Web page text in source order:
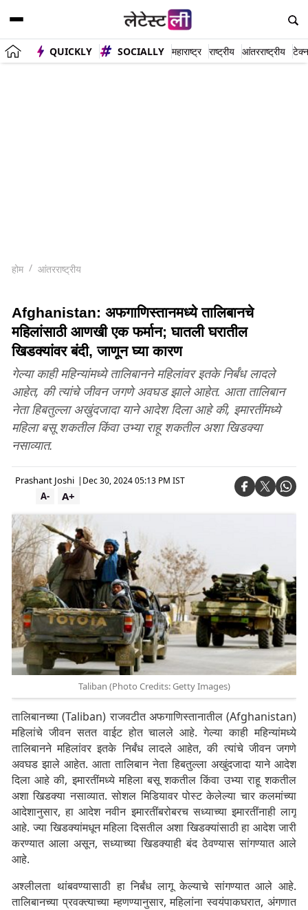
QUICKLY SOCIALLY महाराष्ट्र राष्ट्रीय आंतरराष्ट्रीय
होम आंतरराष्ट्रीय
Afghanistan: अफगाणिस्तानमध्ये तालिबानचे
महिलांसाठी आणखी एक फर्मान; घातली घरातील
खिडक्यांवर बंदी, जाणून घ्या कारण
गेल्या काही महिन्यांमध्ये तालिबानने महिलांवर इतके निर्बंध लादले
आहेत, की त्यांचे जीवन जगणे अवघड झाले आहेत. आता तालिबान
नेता हिबतुल्ला अखुंदजादा याने आदेश दिला आहे की, इमारतींमध्ये
महिला बसू शकतील किंवा उभ्या राहू शकतील अशा खिडक्या
नसाव्यात.
Prashant Joshi | Dec 30, 2024 05:13 PM IST
A+
A-
Taliban (Photo Credits: Getty Images)
तालिबानच्या (Taliban) राजवटीत अफगाणिस्तानातील (Afghanistan)
महिलांचे जीवन सतत वाईट होत चालले आहे. गेल्या काही महिन्यांमध्ये
तालिबानने महिलांवर इतके निर्बंध लादले आहेत, की त्यांचे जीवन जगणे
अवघड झाले आहेत. आता तालिबान नेता हिबतुल्ला अखुंदजादा याने आदेश
दिला आहे की, इमारतींमध्ये महिला बसू शकतील किंवा उभ्या राहू शकतील
अशा खिडक्या नसाव्यात. सोशल मिडियावर पोस्ट केलेल्या चार कलमांच्या
आदेशानुसार, हा आदेश नवीन इमारतींबरोबरच सध्याच्या इमारतींनाही लागू
आहे. ज्या खिडक्यांमधून महिला दिसतील अशा खिडक्यांसाठी हा आदेश जारी
करण्यात आला असून, सध्याच्या खिडक्याही बंद ठेवण्यास सांगण्यात आले
आहे.
अश्लीलता थांबवण्यासाठी हा निर्बंध लागू केल्याचे सांगण्यात आले आहे.
तालिबानच्या प्रवक्त्याच्या म्हणण्यानुसार, महिलांना स्वयंपाकघरात, अंगणात